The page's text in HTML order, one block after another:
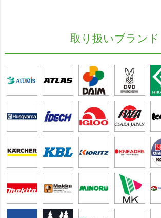
取り扱いブランド